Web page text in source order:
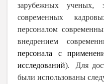
зарубежных ученых,
современных
персоналом
внедрением
персонала с
исследований). Для
были использованы